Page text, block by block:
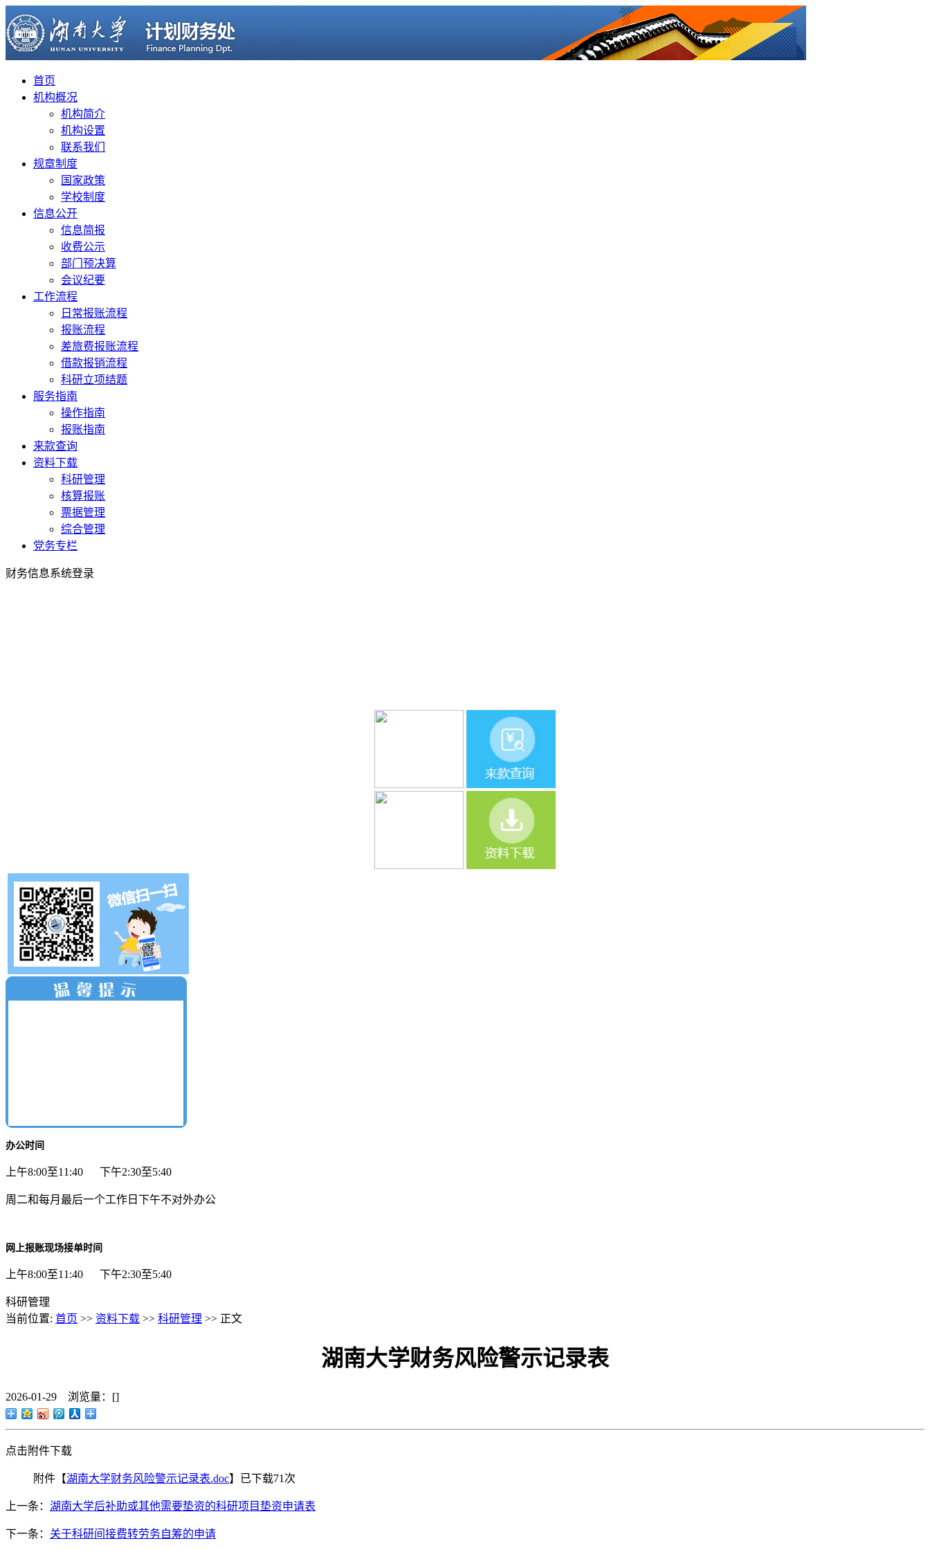
首页
机构概况
机构简介
机构设置
联系我们
规章制度
国家政策
学校制度
信息公开
信息简报
收费公示
部门预决算
会议纪要
工作流程
日常报账流程
报账流程
差旅费报账流程
借款报销流程
科研立项结题
服务指南
操作指南
报账指南
来款查询
资料下载
科研管理
核算报账
票据管理
综合管理
党务专栏
财务信息系统登录
办公时间
上午8:00至11:40 下午2:30至5:40
周二和每月最后一个工作日下午不对外办公
网上报账现场接单时间
上午8:00至11:40 下午2:30至5:40
科研管理
当前位置: 首页 >> 资料下载 >> 科研管理 >> 正文
湖南大学财务风险警示记录表
2026-01-29 浏览量：[]
点击附件下载
附件【湖南大学财务风险警示记录表.doc】已下载71 次
上一条： 湖南大学后补助或其他需要垫资的科研项目垫资申请表
下一条： 关于科研间接费转劳务自筹的申请